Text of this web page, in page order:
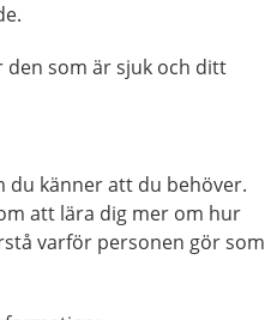
den som är sjuk och ditt
du känner att du behöver.
att lära dig mer om hur
varför personen gör som